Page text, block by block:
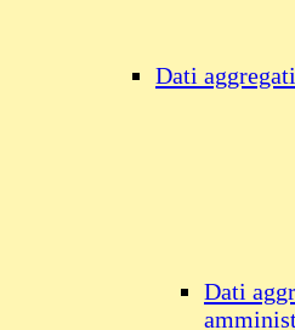
Dati
Dati